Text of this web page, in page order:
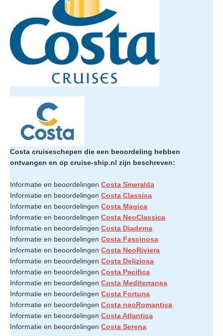
Costa cruiseschepen die een beoordeling hebben
ontvangen en op cruise-ship.nl zijn beschreven:
Informatie en beoordelingen Costa Smeralda
Informatie en beoordelingen Costa Classica
Informatie en beoordelingen Costa Magica
Informatie en beoordelingen Costa NeoClassica
Informatie en beoordelingen Costa Diadema
Informatie en beoordelingen Costa Fascinosa
Informatie en beoordelingen Costa NeoRiviera
Informatie en beoordelingen Costa Deliziosa
Informatie en beoordelingen Costa Pacifica
Informatie en beoordelingen Costa Mediterranea
Informatie en beoordelingen Costa Fortuna
Informatie en beoordelingen Costa neoRomantica
Informatie en beoordelingen Costa Atlantica
Informatie en beoordelingen Costa Serena